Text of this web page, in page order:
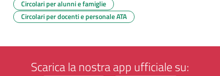
Circolari per alunni e famiglie
Circolari per docenti e personale ATA
Scarica la nostra app ufficiale su: